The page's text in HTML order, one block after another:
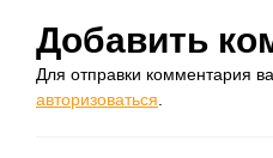
Добавить
Для отправки комментария
авторизоваться.